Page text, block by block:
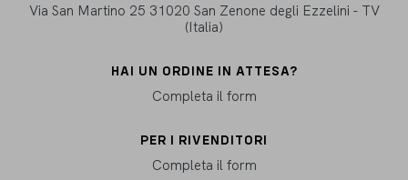
Via San Martino 25 31020 San Zenone degli Ezzelini - TV
(Italia)
HAI UN ORDINE IN ATTESA?
Completa il form
PER I RIVENDITORI
Completa il form